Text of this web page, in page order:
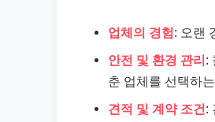
업체의 경험: 오랜
안전 및 환경 관리:
춘 업체를 선택하
견적 및 계약 조건: